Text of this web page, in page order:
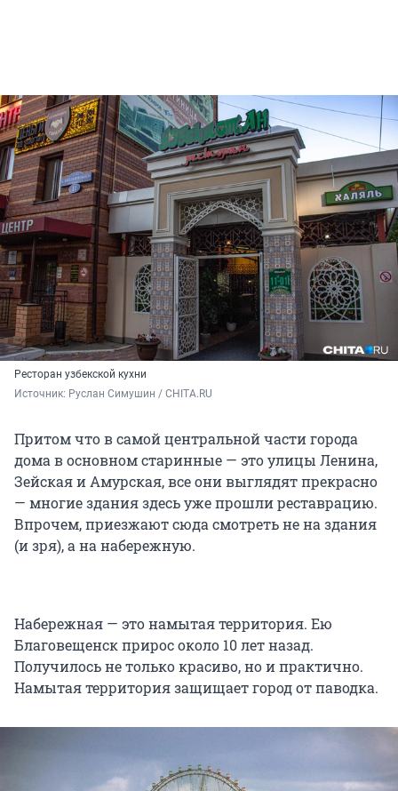
Ресторан узбекской кухни
Источник: Руслан Симушин / CHITA.RU
Притом что в самой центральной части города
дома в основном старинные — это улицы Ленина,
Зейская и Амурская, все они выглядят прекрасно
— многие здания здесь уже прошли реставрацию.
Впрочем, приезжают сюда смотреть не на здания
(и зря), а на набережную.
Набережная — это намытая территория. Ею
Благовещенск прирос около 10 лет назад.
Получилось не только красиво, но и практично.
Намытая территория защищает город от паводка.